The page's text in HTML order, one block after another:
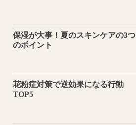
保湿が大事！夏のスキンケアの3つ
のポイント
花粉症対策で逆効果になる行動
TOP5